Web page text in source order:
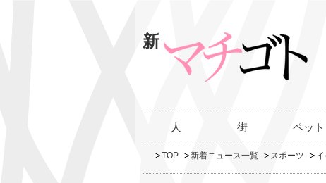
新
人 街 ペット
TOP 新着ニュース一覧 スポーツ